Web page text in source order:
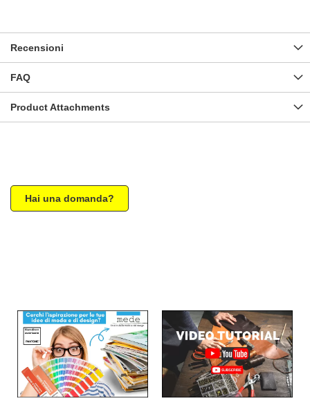
Recensioni
FAQ
Product Attachments
Hai una domanda?